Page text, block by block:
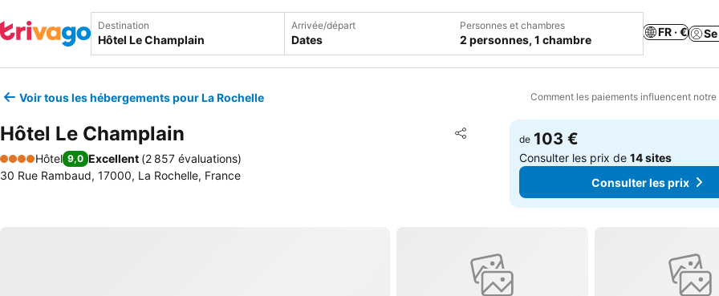
Destination Arrivée/départ
Dates
Personnes et chambres
2 personnes, 1 chambre
FR · €
Voir tous les hébergements pour La Rochelle Comment les paiements influencent
Hôtel Le Champlain Partager
Ajouter à mes favoris
4 Étoiles
Hôtel 9,0 Excellent (2 857 évaluations)
30 Rue Rambaud, 17000, La Rochelle, France
de 103 €
Consulter les prix de14 sites
Consulter les prix